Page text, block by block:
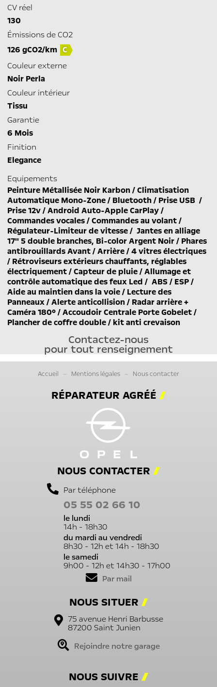
CV réel
130
Émissions de CO2
126 gCO2/km C
Couleur externe
Noir Perla
Couleur intérieur
Tissu
Garantie
6 Mois
Finition
Elegance
Equipements
Peinture Métallisée Noir Karbon / Climatisation
Automatique Mono-Zone / Bluetooth / Prise USB /
Prise 12v / Android Auto-Apple CarPlay /
Commandes vocales / Commandes au volant /
Régulateur-Limiteur de vitesse / Jantes en alliage
17'' 5 double branches, Bi-color Argent Noir / Phares
antibrouillards Avant / Arrière / 4 vitres électriques
/ Rétroviseurs extérieurs chauffants, réglables
électriquement / Capteur de pluie / Allumage et
contrôle automatique des feux Led / ABS / ESP /
Aide au maintien dans la voie / Lecture des
Panneaux / Alerte anticollision / Radar arrière +
Caméra 180° / Accoudoir Centrale Porte Gobelet /
Plancher de coffre double / kit anti crevaison
Contactez-nous
pour tout renseignement
Accueil Mentions légales Nous contacter
RÉPARATEUR AGRÉÉ
NOUS CONTACTER
Par téléphone
05 55 02 66 10
le lundi
14h - 18h30
du mardi au vendredi
8h30 - 12h et 14h - 18h30
le samedi
9h00 - 12h et 14h30 - 17h00
Par mail
NOUS SITUER
75 avenue Henri Barbusse
87200 Saint Junien
Rejoindre notre garage
NOUS SUIVRE